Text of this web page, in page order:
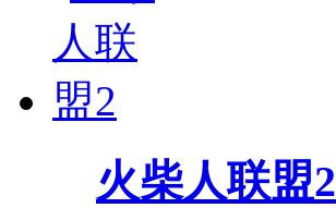
火柴人联盟2